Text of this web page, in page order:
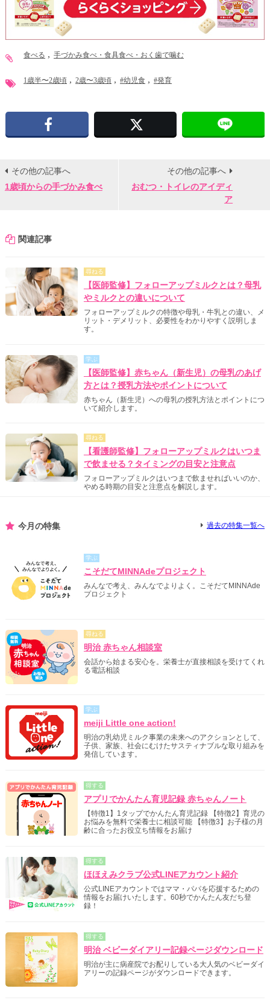
食べる 手づかみ食べ・食具食べ・おく歯で噛む
1歳半〜2歳頃 2歳〜3歳頃 #幼児食 #発育
その他の記事へ
1歳頃からの手づかみ食べ
その他の記事へ
おむつ・トイレのアイディ
ア
関連記事
尋ねる
【医師監修】フォローアップミルクとは？母乳
やミルクとの違いについて
フォローアップミルクの特徴や母乳・牛乳との違い、メ
リット・デメリット、必要性をわかりやすく説明しま
す。
学ぶ
【医師監修】赤ちゃん（新生児）の母乳のあげ
方とは？授乳方法やポイントについて
赤ちゃん（新生児）への母乳の授乳方法とポイントにつ
いて紹介します。
尋ねる
【看護師監修】フォローアップミルクはいつま
で飲ませる？タイミングの目安と注意点
フォローアップミルクはいつまで飲ませればいいのか、
やめる時期の目安と注意点を解説します。
今月の特集 過去の特集一覧へ
学ぶ
こそだてMINNAdeプロジェクト
みんなで考え、みんなでよりよく。こそだてMINNAde
プロジェクト
尋ねる
明治 赤ちゃん相談室
会話から始まる安心を。栄養士が直接相談を受けてくれ
る電話相談
学ぶ
meiji Little one action!
明治の乳幼児ミルク事業の未来へのアクションとして、
子供、家族、社会にむけたサスティナブルな取り組みを
発信しています。
得する
アプリでかんたん育児記録 赤ちゃんノート
【特徴1】1タップでかんたん育児記録 【特徴2】育児の
お悩みを無料で栄養士に相談可能 【特徴3】お子様の月
齢に合ったお役立ち情報をお届け
得する
ほほえみクラブ公式LINEアカウント紹介
公式LINEアカウントではママ・パパを応援するための
情報をお届けいたします。60秒でかんたん友だち登
録！
得する
明治 ベビーダイアリー記録ページダウンロード
明治が主に病産院でお配りしている大人気のベビーダイ
アリーの記録ページがダウンロードできます。